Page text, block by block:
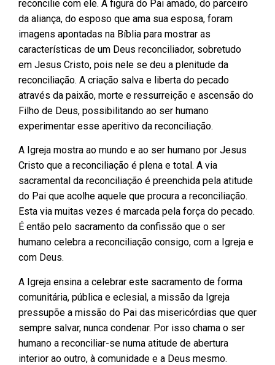
reconcilie com ele. A figura do Pai amado, do parceiro
da aliança, do esposo que ama sua esposa, foram
imagens apontadas na Bíblia para mostrar as
características de um Deus reconciliador, sobretudo
em Jesus Cristo, pois nele se deu a plenitude da
reconciliação. A criação salva e liberta do pecado
através da paixão, morte e ressurreição e ascensão do
Filho de Deus, possibilitando ao ser humano
experimentar esse aperitivo da reconciliação.
A Igreja mostra ao mundo e ao ser humano por Jesus
Cristo que a reconciliação é plena e total. A via
sacramental da reconciliação é preenchida pela atitude
do Pai que acolhe aquele que procura a reconciliação.
Esta via muitas vezes é marcada pela força do pecado.
É então pelo sacramento da confissão que o ser
humano celebra a reconciliação consigo, com a Igreja e
com Deus.
A Igreja ensina a celebrar este sacramento de forma
comunitária, pública e eclesial, a missão da Igreja
pressupõe a missão do Pai das misericórdias que quer
sempre salvar, nunca condenar. Por isso chama o ser
humano a reconciliar-se numa atitude de abertura
interior ao outro, à comunidade e a Deus mesmo.